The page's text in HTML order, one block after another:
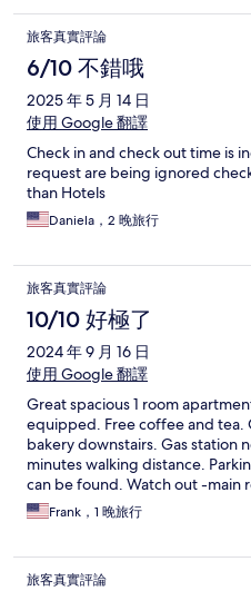
旅客真實評論
6/10 不錯哦
2025 年 5 月 14 日
使用 Google 翻譯
Check in and check out time is
request are being ignored
than Hotels
Daniela，2 晚旅行
旅客真實評論
10/10 好極了
2024 年 9 月 16 日
使用 Google 翻譯
Great spacious 1 room
equipped. Free coffee and tea.
bakery downstairs. Gas station
minutes walking distance.
can be found. Watch out -main
Frank，1 晚旅行
旅客真實評論